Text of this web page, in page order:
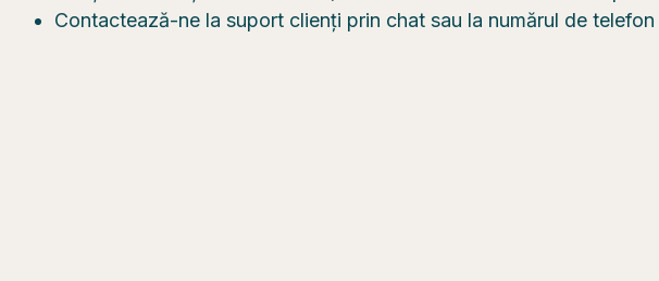
Contactează-ne la suport clienți prin chat sau la numărul de